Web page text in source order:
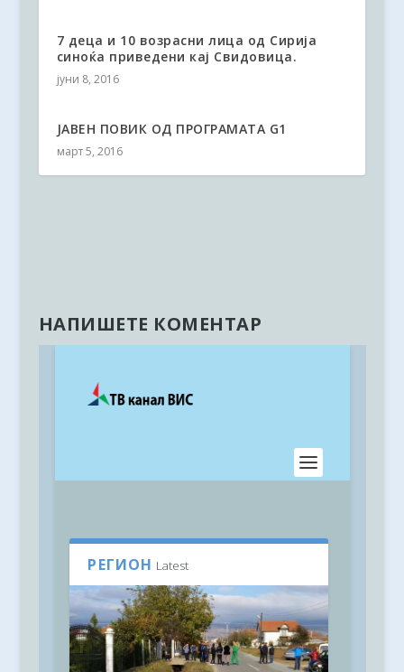
7 деца и 10 возрасни лица од Сирија
синоќа приведени кај Свидовица.
јуни 8, 2016
ЈАВЕН ПОВИК ОД ПРОГРАМАТА G1
март 5, 2016
НАПИШЕТЕ КОМЕНТАР